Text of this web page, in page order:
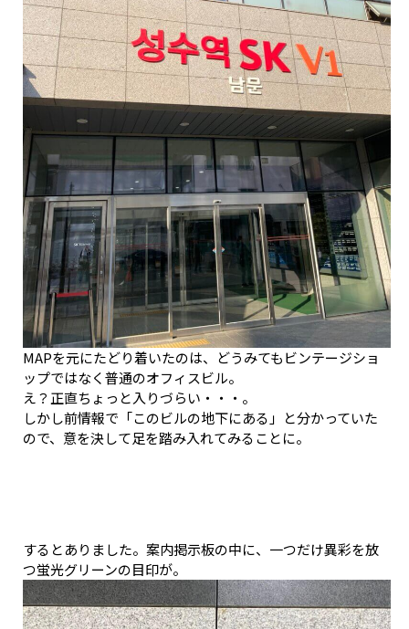
MAPを元にたどり着いたのは、どうみてもビンテージショ
ップではなく普通のオフィスビル。
え？正直ちょっと入りづらい・・・。
しかし前情報で「このビルの地下にある」と分かっていた
ので、意を決して足を踏み入れてみることに。
するとありました。案内掲示板の中に、一つだけ異彩を放
つ蛍光グリーンの目印が。